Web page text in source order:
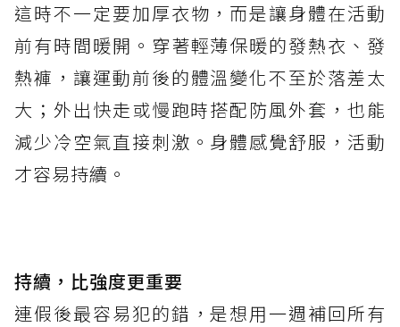
這時不一定要加厚衣物，而是讓身體在活動
前有時間暖開。穿著輕薄保暖的發熱衣、發
熱褲，讓運動前後的體溫變化不至於落差太
大；外出快走或慢跑時搭配防風外套，也能
減少冷空氣直接刺激。身體感覺舒服，活動
才容易持續。
持續，比強度更重要
連假後最容易犯的錯，是想用一週補回所有